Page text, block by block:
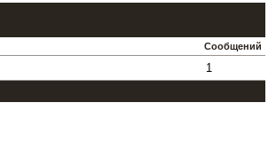
Сообщений
1